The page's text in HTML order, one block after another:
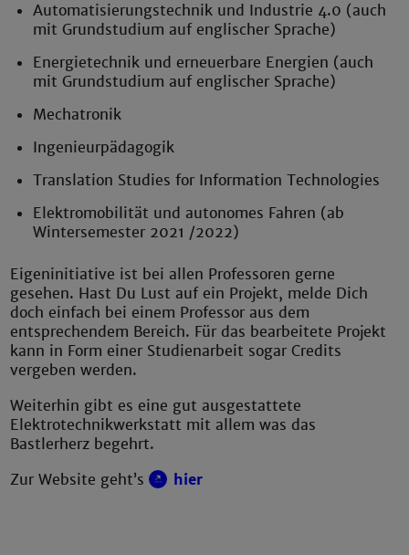
Automatisierungstechnik und Industrie 4.0 (auch
mit Grundstudium auf englischer Sprache)
Energietechnik und erneuerbare Energien (auch
mit Grundstudium auf englischer Sprache)
Mechatronik
Ingenieurpädagogik
Translation Studies for Information Technologies
Elektromobilität und autonomes Fahren (ab
Wintersemester 2021 /2022)
Eigeninitiative ist bei allen Professoren gerne
gesehen. Hast Du Lust auf ein Projekt, melde Dich
doch einfach bei einem Professor aus dem
entsprechendem Bereich. Für das bearbeitete Projekt
kann in Form einer Studienarbeit sogar Credits
vergeben werden.
Weiterhin gibt es eine gut ausgestattete
Elektrotechnikwerkstatt mit allem was das
Bastlerherz begehrt.
Zur Website geht’s
hier